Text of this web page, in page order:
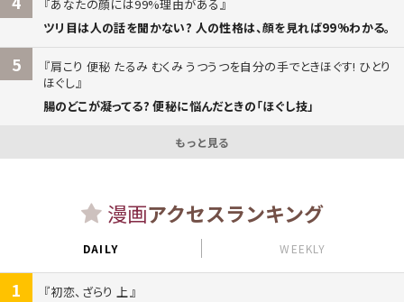
あなたの顔には99%理由がある
ツリ目は人の話を聞かない? 人の性格は、顔を見れば99%わかる。
5
肩こり 便秘 たるみ むくみ うつうつを自分の手でときほぐす! ひとり
ほぐし
腸のどこが凝ってる? 便秘に悩んだときの「ほぐし技」
もっと見る
漫画アクセスランキング
DAILY WEEKLY
1
初恋、ざらり 上